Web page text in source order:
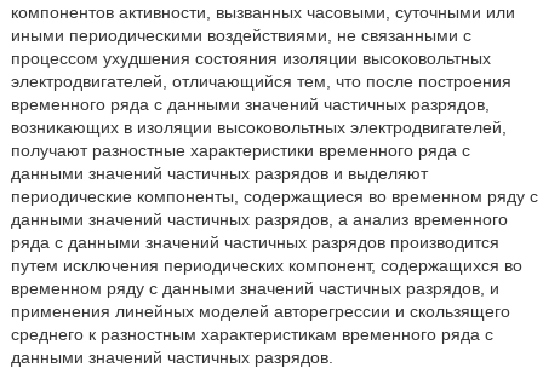
компонентов активности, вызванных часовыми, суточными или
иными периодическими воздействиями, не связанными с
процессом ухудшения состояния изоляции высоковольтных
электродвигателей, отличающийся тем, что после построения
временного ряда с данными значений частичных разрядов,
возникающих в изоляции высоковольтных электродвигателей,
получают разностные характеристики временного ряда с
данными значений частичных разрядов и выделяют
периодические компоненты, содержащиеся во временном ряду с
данными значений частичных разрядов, а анализ временного
ряда с данными значений частичных разрядов производится
путем исключения периодических компонент, содержащихся во
временном ряду с данными значений частичных разрядов, и
применения линейных моделей авторегрессии и скользящего
среднего к разностным характеристикам временного ряда с
данными значений частичных разрядов.